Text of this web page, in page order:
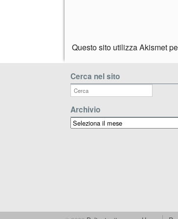
Questo sito utilizza Akismet
Cerca nel sito
Archivio
Archivio